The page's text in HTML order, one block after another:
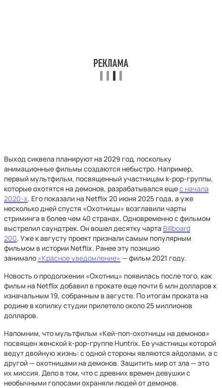
Выход сиквела планируют на 2029 год, поскольку
анимационные фильмы создаются небыстро. Например,
первый мультфильм, посвященный участницам k-pop-группы,
которые охотятся на демонов, разрабатывался ещес начала
2020-х. Его показали на Netflix 20 июня 2025 года, а уже
несколько дней спустя «Охотницы» возглавили чарты
стриминга в более чем 40 странах. Одновременно с фильмом
выстрелил саундтрек. Он вошел десятку чарта Billboard
200. Уже к августу проект признали самым популярным
фильмом в истории Netflix. Ранее эту позицию
занимало «Красное уведомление» — фильм 2021 году.
Новость о продолжении «Охотниц» появилась после того, как
фильм на Netflix добавил в прокате еще почти 6 млн долларов к
изначальным 19, собранным в августе. По итогам проката на
родине в копилку студии прилетело около 25 миллионов
долларов.
Напомним, что мультфильм «Кей-поп-охотницы на демонов»
посвящен женской k-pop-группе Huntrix. Ее участницы которой
ведут двойную жизнь: с одной стороны являются айдолами, а с
другой — охотницами на демонов. Защитить мир от зла — это
их миссия. Дело в том, что с древних времен девушки с
необычными голосами охраняли людей от демонов.